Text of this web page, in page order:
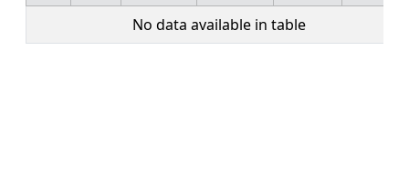
No data available in table